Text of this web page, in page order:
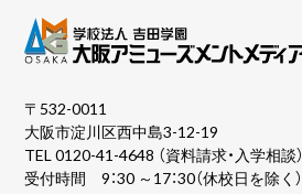
〒532-0011
大阪市淀川区西中島3-12-19
TEL0120-41-4648 （資料請求・入学相談）
受付時間 9：30 ～17：30（休校日を除く）